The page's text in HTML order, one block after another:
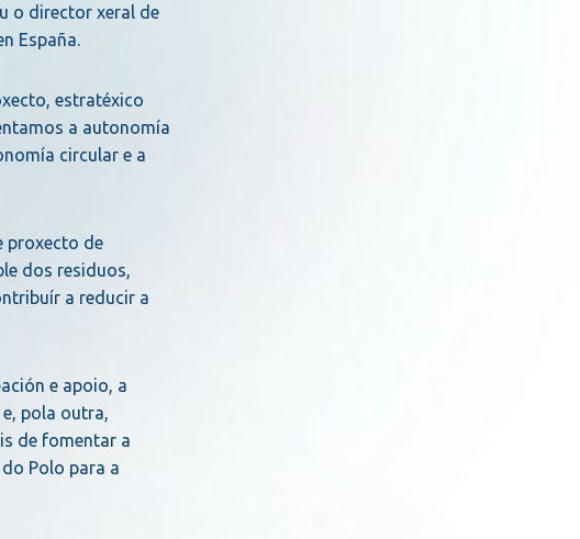
o director xeral de
España.
estratéxico
a autonomía
circular e a
proxecto de
dos residuos,
a reducir a
e apoio, a
pola outra,
de fomentar a
Polo para a